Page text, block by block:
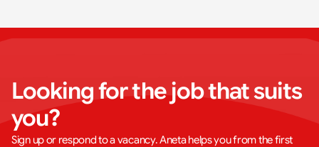
Looking for the job that suits
you?
Sign up or respond to a vacancy. Aneta helps you from the first